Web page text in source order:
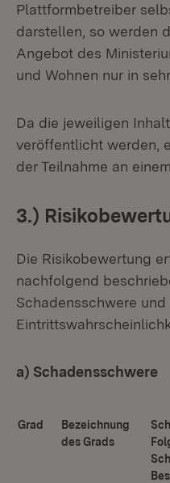
Plattformbetreiber
darstellen, so werden
Angebot des
und Wohnen nur in
Da die jeweiligen
veröffentlicht werden,
der Teilnahme an
3.)
Die Risikobewertung
nachfolgend
Schadensschwere und
a) Schadensschwere
Grad
Bezeichnung
des Grads